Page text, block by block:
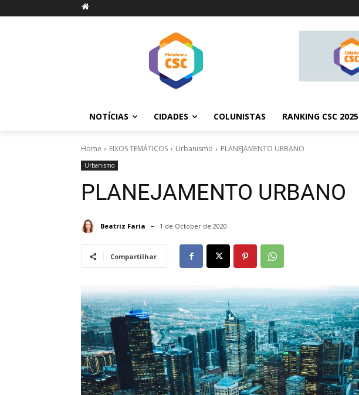
NOTÍCIAS CIDADES COLUNISTAS RANKING CSC 2025
Home EIXOS TEMÁTICOS Urbanismo PLANEJAMENTO URBANO
Urbanismo
PLANEJAMENTO URBANO
Beatriz Faria 1 de October de 2020
Compartilhar